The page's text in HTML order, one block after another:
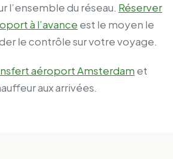
l’ensemble du réseau. Réserver
à l’avance est le moyen le
le contrôle sur votre voyage.
aéroport Amsterdam et
aux arrivées.